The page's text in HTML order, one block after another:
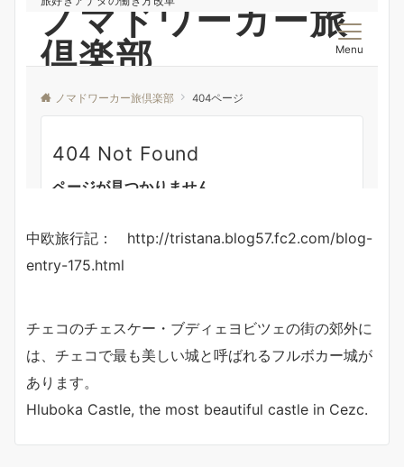
中欧旅行記： http://tristana.blog57.fc2.com/blog-
entry-175.html
チェコのチェスケー・ブディェヨビツェの街の郊外に
は、チェコで最も美しい城と呼ばれるフルボカー城が
あります。
Hluboka Castle, the most beautiful castle in Cezc.